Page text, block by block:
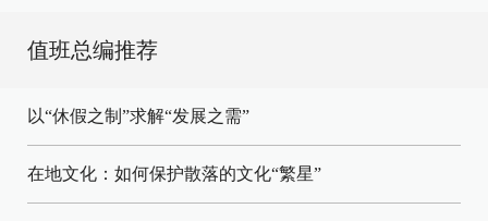
值班总编推荐
以“休假之制”求解“发展之需”
在地文化：如何保护散落的文化“繁星”